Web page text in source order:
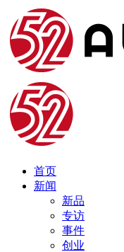
首页
新闻
新品
专访
事件
创业